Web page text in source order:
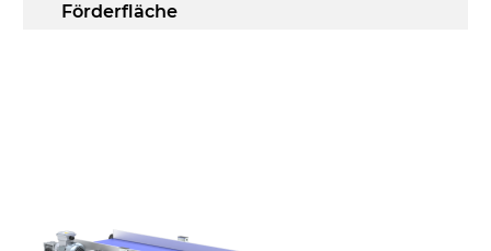
Förderfläche
Geschwindigkeit